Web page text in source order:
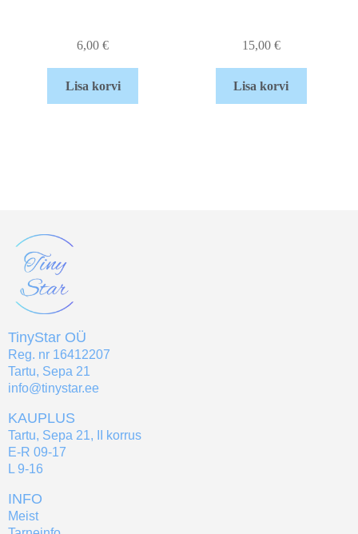
6,00€
Lisa korvi
15,00 €
Lisa korvi
TinyStar OÜ
Reg. nr 16412207
Tartu, Sepa 21
info@tinystar.ee
KAUPLUS
Tartu, Sepa 21, II korrus
E-R 09-17
L 9-16
INFO
Meist